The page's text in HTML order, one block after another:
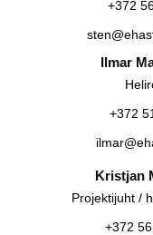
+372
Ilmar
+372
Kristjan
Projektijuht /
+372